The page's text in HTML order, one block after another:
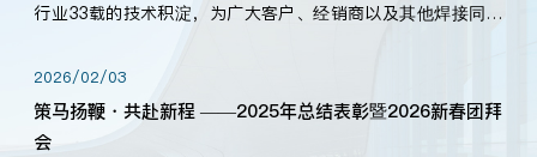
行业33载的技术积淀，为广大客户、经销商以及其他焊接同仁
2026/02/03
策马扬鞭・共赴新程 ——2025年总结表彰暨2026新春团拜
会